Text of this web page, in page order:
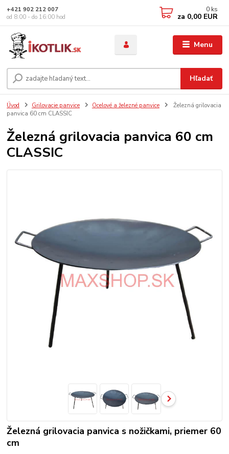
Menu
Hľadať
+421 902 212 007
od 8:00 - do 16:00 hod
0 ks
za 0,00 EUR
Úvod Grilovacie panvice Ocelové a železné panvice
Železná grilovacia
panvica 60 cm CLASSIC
Železná grilovacia panvica 60 cm
CLASSIC
Železná grilovacia panvica s nožičkami, priemer 60
cm